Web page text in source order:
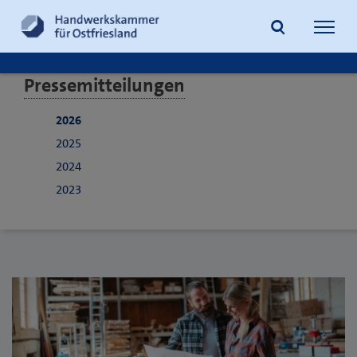
Pressemitteilungen
2026
2025
2024
2023